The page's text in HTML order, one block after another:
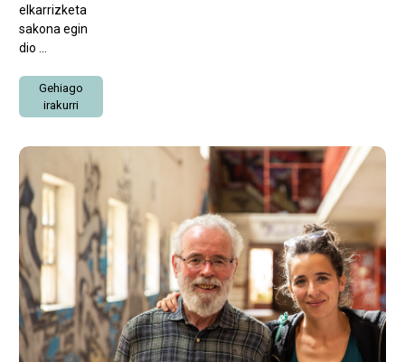
elkarrizketa
sakona egin
dio ...
Gehiago
irakurri